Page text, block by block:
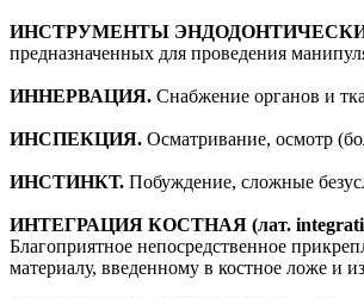
ИНСТРУМЕНТЫ ЭНДОДОНТИЧЕСКИЕ
предназначенных для проведения
ИННЕРВАЦИЯ. Снабжение органов и
ИНСПЕКЦИЯ. Осматривание, осмотр
ИНСТИНКТ. Побуждение, сложные
ИНТЕГРАЦИЯ КОСТНАЯ (лат. integratio –
Благоприятное непосредственное
материалу, введенному в костное ложе и